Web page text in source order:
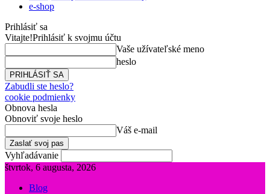
e-shop
Prihlásiť sa
Vitajte!Prihlásiť k svojmu účtu
Vaše užívateľské meno
heslo
Zabudli ste heslo?
cookie podmienky
Obnova hesla
Obnoviť svoje heslo
Váš e-mail
Vyhľadávanie
štvrtok, 6 augusta, 2026
Blog